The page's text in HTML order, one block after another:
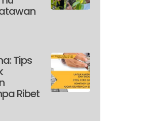
Tips
Ribet